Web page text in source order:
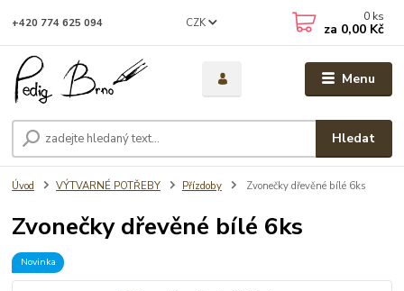
Menu
CZK
Hledat
+420 774 625 094 0 ks
za 0,00 Kč
Úvod VÝTVARNÉ POTŘEBY Přízdoby Zvonečky dřevěné bílé 6ks
Zvonečky dřevěné bílé 6ks
Novinka